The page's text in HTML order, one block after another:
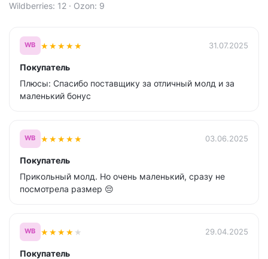
Wildberries: 12 · Ozon: 9
WB ★★★★★ 31.07.2025
Покупатель
Плюсы: Спасибо поставщику за отличный молд и за
маленький бонус
WB ★★★★★ 03.06.2025
Покупатель
Прикольный молд. Но очень маленький, сразу не
посмотрела размер 😔
WB ★★★★ ★ 29.04.2025
Покупатель